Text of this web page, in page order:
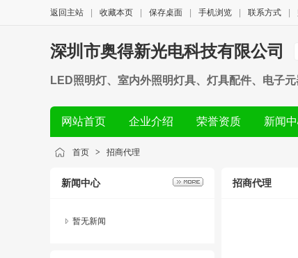
返回主站 收藏本页 保存桌面 手机浏览 联系方式
深圳市奥得新光电科技有限公司
LED照明灯、室内外照明灯具、灯具配件、电子
网站首页 企业介绍 荣誉资质 新闻
首页 > 招商代理
新闻中心
暂无新闻
招商代理